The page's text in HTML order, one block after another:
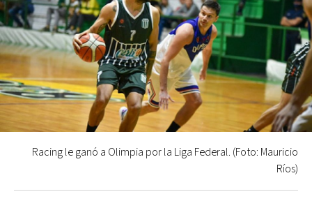
Racing le ganó a Olimpia por la Liga Federal. (Foto: Mauricio
Ríos)